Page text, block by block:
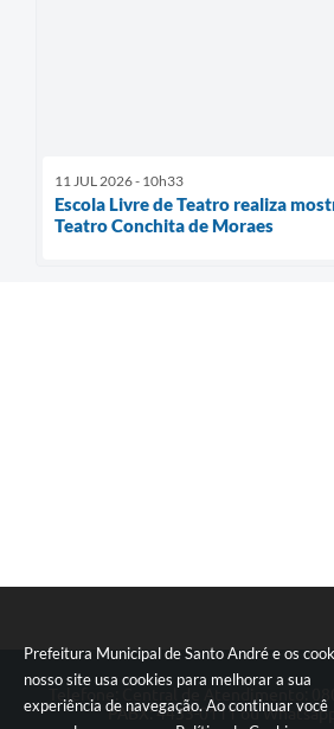
Prefeitura Municipal de Santo André e os
nosso site usa cookies para melhorar a sua
experiência de navegação. Ao continuar você
11 JUL 2026 - 10h33
Escola Livre de Teatro realiza
Teatro Conchita de Moraes
Telefone: Central de Atendimento:
PABX: 4433-0111 ou